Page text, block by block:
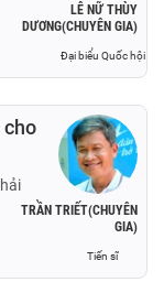
LÊ NỮ THÙY
DƯƠNG(CHUYÊN GIA)
Đại biểu Quốc hội
TRẦN TRIẾT(CHUYÊN
GIA)
Tiến sĩ
cho